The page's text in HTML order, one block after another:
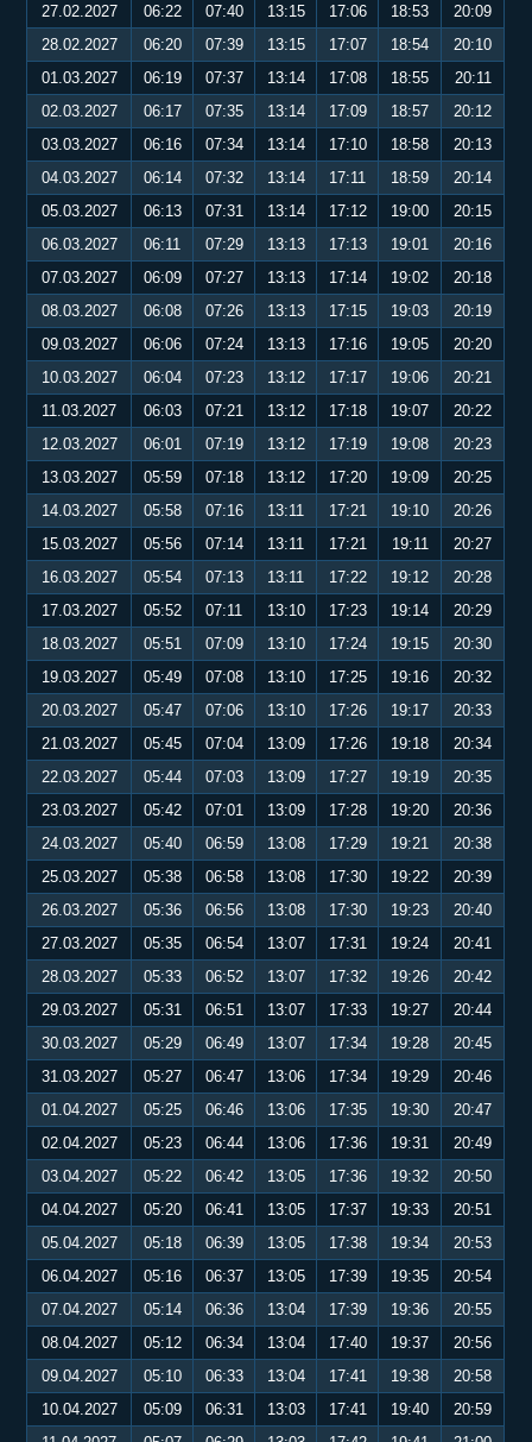
27.02.2027
06:22 07:40 13:15 17:06 18:53
20:09
28.02.2027
06:20 07:39 13:15 17:07 18:54
20:10
01.03.2027
06:19 07:37 13:14 17:08 18:55
20:11
02.03.2027
06:17 07:35 13:14 17:09 18:57
20:12
03.03.2027
06:16 07:34 13:14 17:10 18:58
20:13
04.03.2027
06:14 07:32 13:14 17:11 18:59
20:14
05.03.2027
06:13 07:31 13:14 17:12 19:00
20:15
06.03.2027
06:11 07:29 13:13 17:13 19:01
20:16
07.03.2027
06:09 07:27 13:13 17:14 19:02
20:18
08.03.2027
06:08 07:26 13:13 17:15 19:03
20:19
09.03.2027
06:06 07:24 13:13 17:16 19:05
20:20
10.03.2027
06:04 07:23 13:12 17:17 19:06
20:21
11.03.2027
06:03 07:21 13:12 17:18 19:07
20:22
12.03.2027
06:01 07:19 13:12 17:19 19:08
20:23
13.03.2027
05:59 07:18 13:12 17:20 19:09
20:25
14.03.2027
05:58 07:16 13:11 17:21 19:10
20:26
15.03.2027
05:56 07:14 13:11 17:21 19:11
20:27
16.03.2027
05:54 07:13 13:11 17:22 19:12
20:28
17.03.2027
05:52 07:11 13:10 17:23 19:14
20:29
18.03.2027
05:51 07:09 13:10 17:24 19:15
20:30
19.03.2027
05:49 07:08 13:10 17:25 19:16
20:32
20.03.2027
05:47 07:06 13:10 17:26 19:17
20:33
21.03.2027
05:45 07:04 13:09 17:26 19:18
20:34
22.03.2027
05:44 07:03 13:09 17:27 19:19
20:35
23.03.2027
05:42 07:01 13:09 17:28 19:20
20:36
24.03.2027
05:40 06:59 13:08 17:29 19:21
20:38
25.03.2027
05:38 06:58 13:08 17:30 19:22
20:39
26.03.2027
05:36 06:56 13:08 17:30 19:23
20:40
27.03.2027
05:35 06:54 13:07 17:31 19:24
20:41
28.03.2027
05:33 06:52 13:07 17:32 19:26
20:42
29.03.2027
05:31 06:51 13:07 17:33 19:27
20:44
30.03.2027
05:29 06:49 13:07 17:34 19:28
20:45
31.03.2027
05:27 06:47 13:06 17:34 19:29
20:46
01.04.2027
05:25 06:46 13:06 17:35 19:30
20:47
02.04.2027
05:23 06:44 13:06 17:36 19:31
20:49
03.04.2027
05:22 06:42 13:05 17:36 19:32
20:50
04.04.2027
05:20 06:41 13:05 17:37 19:33
20:51
05.04.2027
05:18 06:39 13:05 17:38 19:34
20:53
06.04.2027
05:16 06:37 13:05 17:39 19:35
20:54
07.04.2027
05:14 06:36 13:04 17:39 19:36
20:55
08.04.2027
05:12 06:34 13:04 17:40 19:37
20:56
09.04.2027
05:10 06:33 13:04 17:41 19:38
20:58
10.04.2027
05:09 06:31 13:03 17:41 19:40
20:59